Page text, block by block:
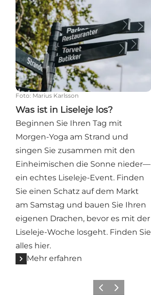
Foto: Marius Karlsson
Was ist in Liseleje los?
Beginnen Sie Ihren Tag mit
Morgen-Yoga am Strand und
singen Sie zusammen mit den
Einheimischen die Sonne nieder—
ein echtes Liseleje-Event. Finden
Sie einen Schatz auf dem Markt
am Samstag und bauen Sie Ihren
eigenen Drachen, bevor es mit der
Liseleje-Woche losgeht. Finden Sie
alles hier.
Mehr erfahren
ZurückWeiter